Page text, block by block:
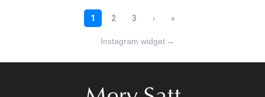
Instagram widget →